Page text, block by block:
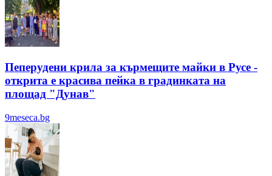
Пеперудени крила за кърмещите майки в Русе -
открита е красива пейка в градинката на
площад "Дунав"
9meseca.bg